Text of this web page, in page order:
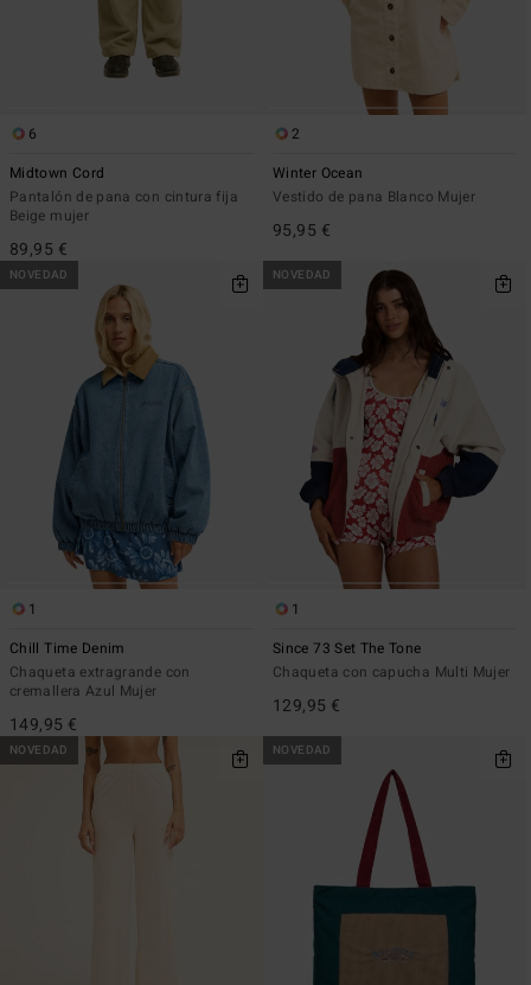
6
Midtown Cord
Pantalón de pana con cintura fija
Beige mujer
89,95 €
2
Winter Ocean
Vestido de pana Blanco Mujer
95,95 €
NOVEDAD
1
Chill Time Denim
Chaqueta extragrande con
cremallera Azul Mujer
149,95 €
NOVEDAD
1
Since 73 Set The Tone
Chaqueta con capucha Multi Mujer
129,95 €
NOVEDAD NOVEDAD